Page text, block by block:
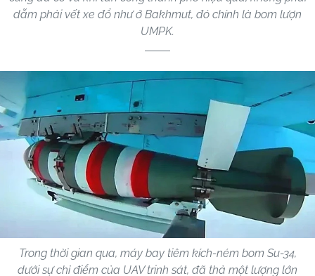
dẫm phải vết xe đổ như ở Bakhmut, đó chính là bom lượn
UMPK.
Trong thời gian qua, máy bay tiêm kích-ném bom Su-34,
dưới sự chỉ điểm của UAV trinh sát, đã thả một lượng lớn